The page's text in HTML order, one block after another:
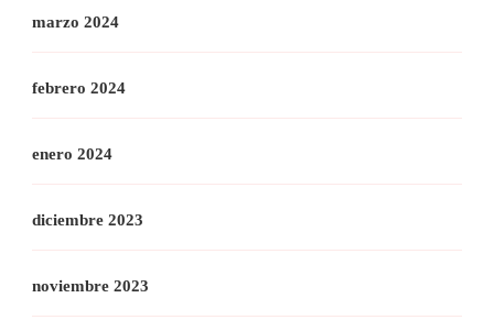
marzo 2024
febrero 2024
enero 2024
diciembre 2023
noviembre 2023